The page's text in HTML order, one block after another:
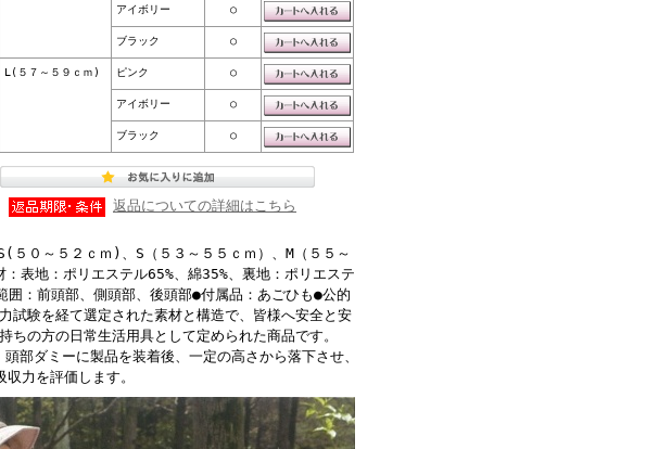
アイボリー ○
ブラック ○
L(５７～５９ｃｍ) ピンク ○
アイボリー ○
ブラック ○
返品についての詳細はこちら
５０～５２ｃｍ)、S（５３～５５ｃｍ）、M（５５～
表地：ポリエステル65%、綿35%、裏地：ポリエステ
：前頭部、側頭部、後頭部●付属品：あごひも●公的
試験を経て選定された素材と構造で、皆様へ安全と安
の方の日常生活用具として定められた商品です。
部ダミーに製品を装着後、一定の高さから落下させ、
力を評価します。